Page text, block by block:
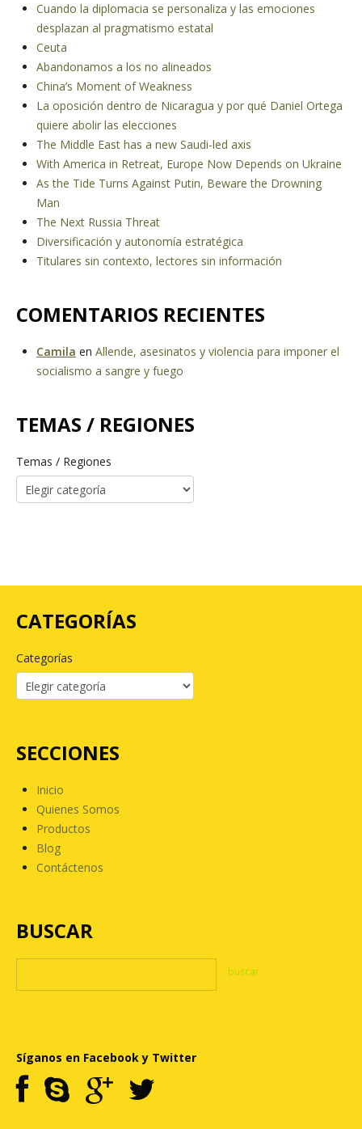
Cuando la diplomacia se personaliza y las emociones
desplazan al pragmatismo estatal
Ceuta
Abandonamos a los no alineados
China’s Moment of Weakness
La oposición dentro de Nicaragua y por qué Daniel Ortega
quiere abolir las elecciones
The Middle East has a new Saudi-led axis
With America in Retreat, Europe Now Depends on Ukraine
As the Tide Turns Against Putin, Beware the Drowning
Man
The Next Russia Threat
Diversificación y autonomía estratégica
Titulares sin contexto, lectores sin información
COMENTARIOS RECIENTES
Camila en Allende, asesinatos y violencia para imponer el
socialismo a sangre y fuego
TEMAS / REGIONES
Temas / Regiones
CATEGORÍAS
Categorías
SECCIONES
Inicio
Quienes Somos
Productos
Blog
Contáctenos
BUSCAR
Síganos en Facebook y Twitter